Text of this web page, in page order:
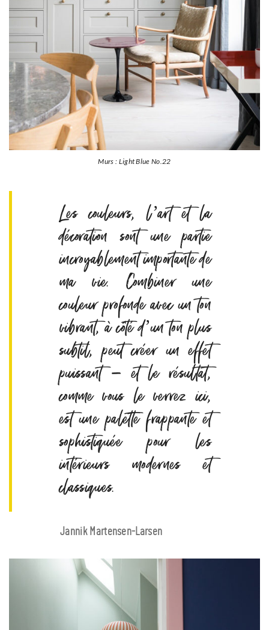
Murs : Light Blue No.22
Les couleurs, l’art et la
décoration sont une partie
incroyablement importante de
ma vie. Combiner une
couleur profonde avec un ton
vibrant, à côté d’un ton plus
subtil, peut créer un effet
puissant – et le résultat,
comme vous le verrez ici,
est une palette frappante et
sophistiquée pour les
intérieurs modernes et
classiques.
Jannik Martensen-Larsen